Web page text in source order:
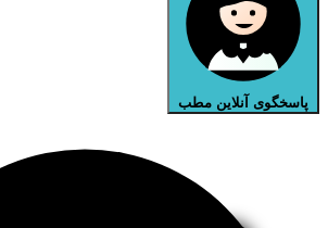
پاسخگوی آنلاین مطب